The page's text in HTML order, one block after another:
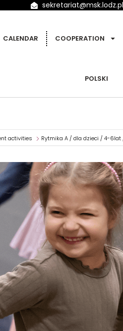
sekretariat@msk.lodz.pl
CALENDAR COOPERATION
POLSKI
activities Rytmika A / dla dzieci / 4-6lat